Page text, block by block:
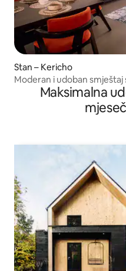
Stan – Kericho
Moderan i udoban smještaj
srcu Kericha.
Maksimalna